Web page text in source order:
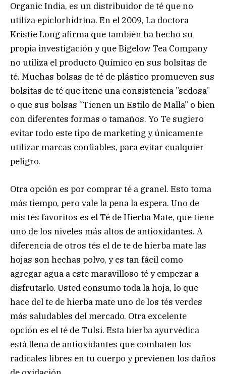
Organic India, es un distribuidor de té que no
utiliza epiclorhidrina. En el 2009, La doctora
Kristie Long afirma que también ha hecho su
propia investigación y que Bigelow Tea Company
no utiliza el producto Químico en sus bolsitas de
té. Muchas bolsas de té de plástico promueven sus
bolsitas de té que itene una consistencia ”sedosa”
o que sus bolsas “Tienen un Estilo de Malla” o bien
con diferentes formas o tamaños. Yo Te sugiero
evitar todo este tipo de marketing y únicamente
utilizar marcas confiables, para evitar cualquier
peligro.
Otra opción es por comprar té a granel. Esto toma
más tiempo, pero vale la pena la espera. Uno de
mis tés favoritos es el Té de Hierba Mate, que tiene
uno de los niveles más altos de antioxidantes. A
diferencia de otros tés el de te de hierba mate las
hojas son hechas polvo, y es tan fácil como
agregar agua a este maravilloso té y empezar a
disfrutarlo. Usted consumo toda la hoja, lo que
hace del te de hierba mate uno de los tés verdes
más saludables del mercado. Otra excelente
opción es el té de Tulsi. Esta hierba ayurvédica
está llena de antioxidantes que combaten los
radicales libres en tu cuerpo y previenen los daños